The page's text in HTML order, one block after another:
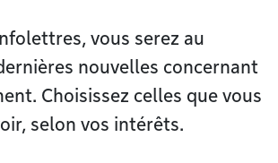
vous serez au
nouvelles concernant
Choisissez celles que vous
selon vos intérêts.